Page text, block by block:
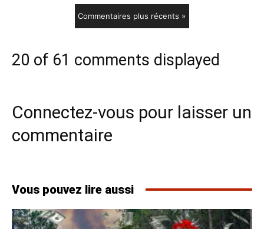
Commentaires plus récents »
20 of 61 comments displayed
Connectez-vous pour laisser un
commentaire
Vous pouvez lire aussi